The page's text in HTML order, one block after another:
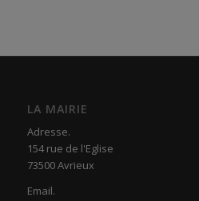
LA MAIRIE
Adresse.
154 rue de l'Eglise
73500 Avrieux
Email.